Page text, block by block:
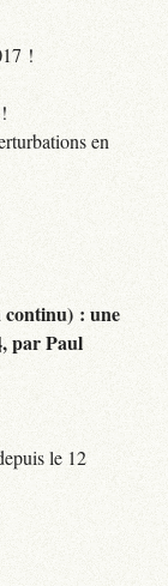
!
en
continu) : une
,parPaul
le 12